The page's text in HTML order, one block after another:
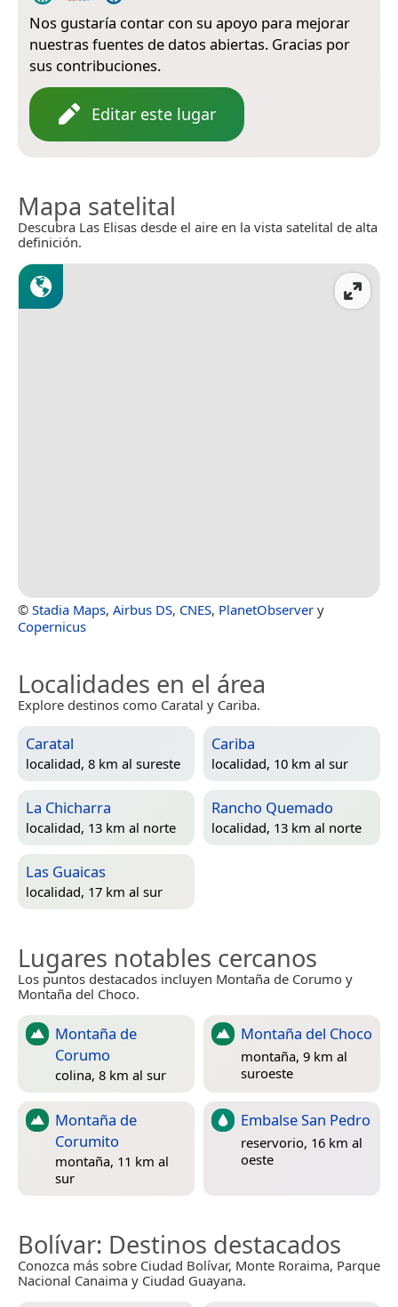
Nos gustaría contar con su apoyo para mejorar
nuestras fuentes de datos abiertas. Gracias por
sus contribuciones.
Editar este lugar
Mapa satelital
Descubra Las Elisas desde el aire en la vista satelital de alta
definición.
© Stadia Maps, Airbus DS, CNES, PlanetObserver y
Copernicus
Localidades en el área
Explore destinos como Caratal y Cariba.
Caratal
localidad, 8 km al sureste
Cariba
localidad, 10 km al sur
La Chicharra
localidad, 13 km al norte
Rancho Quemado
localidad, 13 km al norte
Las Guaicas
localidad, 17 km al sur
Lugares notables cercanos
Los puntos destacados incluyen Montaña de Corumo y
Montaña del Choco.
Montaña de
Corumo
colina, 8 km al sur
Montaña del Choco
montaña, 9 km al
suroeste
Montaña de
Corumito
montaña, 11 km al
sur
Embalse San Pedro
reservorio, 16 km al
oeste
Bolívar: Destinos destacados
Conozca más sobre Ciudad Bolívar, Monte Roraima, Parque
Nacional Canaima y Ciudad Guayana.